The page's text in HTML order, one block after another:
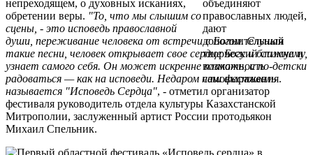
непреходящем, о духовных исканиях,
обретении веры. "То, что мы слышим со
сцены, - это исповедь православной
души, переживание человека от встречи с Богом. Слушая
такие песни, человек открывает свое сердце Богу и ближнему,
узнает самого себя. Он может искренне плакать, и по-детски
радоваться — как на исповеди. Недаром наш фестиваль
называется "Исповедь Сердца", - отметил организатор
фестиваля руководитель отдела культуры Казахстанской
Митрополии, заслуженный артист России протодьякон
Михаил Спельник.